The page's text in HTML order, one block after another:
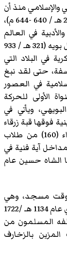
والإسلامي منذ أن
فتحت في عهد عمر بن الخطاب عام (19 أو 23 هـ / 640 -644 م)،
في العالم
الإسلامي، ولا سيما حينما كانت تحت حكم آل بويه (321 هـ / 933
في البلاد التي
حتى لقد نبغ
في العصور
الأولى للحركة
ويأتي في
فوقها قبة زرقاء
بديعة تمتد حولها الألونة في طابقين لإيواء (160) من طلاب
آية فنية في
الشاه حسين عام
مسجد، وهي
مدرسة سلطانية أنشأها الشاه حسين الصفوي عام 1134 هـ /1722
المسلمون من
بالزخارف